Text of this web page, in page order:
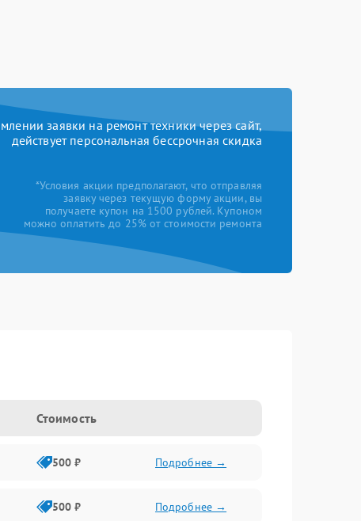
заявки на ремонт техники через сайт,
действует персональная бессрочная скидка
*Условия акции предполагают, что отправляя
заявку через текущую форму акции, вы
получаете купон на 1500 рублей. Купоном
можно оплатить до 25% от стоимости ремонта
Стоимость
500 ₽ Подробнее →
500 ₽ Подробнее →